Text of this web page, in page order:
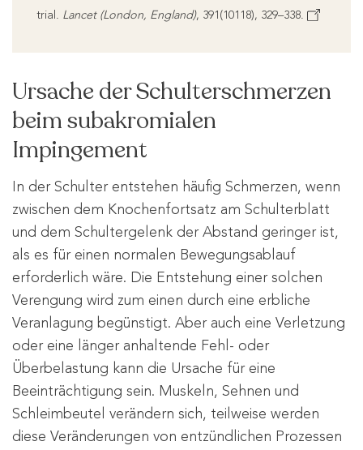
trial. Lancet (London, England), 391(10118), 329–338.
Ursache der Schulterschmerzen
beim subakromialen
Impingement
In der Schulter entstehen häufig Schmerzen, wenn
zwischen dem Knochenfortsatz am Schulterblatt
und dem Schultergelenk der Abstand geringer ist,
als es für einen normalen Bewegungsablauf
erforderlich wäre. Die Entstehung einer solchen
Verengung wird zum einen durch eine erbliche
Veranlagung begünstigt. Aber auch eine Verletzung
oder eine länger anhaltende Fehl- oder
Überbelastung kann die Ursache für eine
Beeinträchtigung sein. Muskeln, Sehnen und
Schleimbeutel verändern sich, teilweise werden
diese Veränderungen von entzündlichen Prozessen